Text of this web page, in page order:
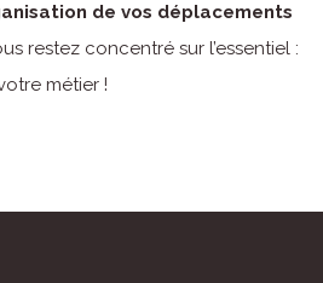
de vos déplacements
restez concentré sur l’essentiel :
métier !